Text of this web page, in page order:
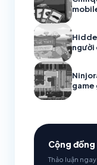
người
game
Cộng đồng
Thảo luận